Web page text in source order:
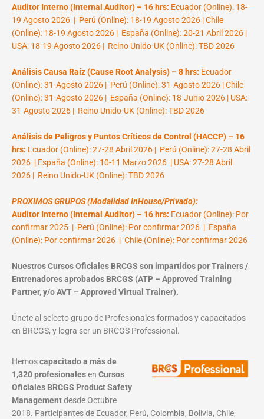
Auditor Interno (Internal Auditor) – 16 hrs: Ecuador (Online): 18-
19 Agosto 2026 | Perú (Online): 18-19 Agosto 2026 | Chile
(Online): 18-19 Agosto 2026 | España (Online): 20-21 Abril 2026 |
USA: 18-19 Agosto 2026 | Reino Unido-UK (Online): TBD 2026
Análisis Causa Raíz (Cause Root Analysis) – 8 hrs: Ecuador
(Online): 31-Agosto 2026 | Perú (Online): 31-Agosto 2026 | Chile
(Online): 31-Agosto 2026 | España (Online): 18-Junio 2026 | USA:
31-Agosto 2026 | Reino Unido-UK (Online): TBD 2026
Análisis de Peligros y Puntos Críticos de Control (HACCP) – 16
hrs: Ecuador (Online): 27-28 Abril 2026 | Perú (Online): 27-28 Abril
2026 | España (Online): 10-11 Marzo 2026 | USA: 27-28 Abril
2026 | Reino Unido-UK (Online): TBD 2026
PROXIMOS GRUPOS (Modalidad InHouse/Privado):
Auditor Interno (Internal Auditor) – 16 hrs: Ecuador (Online): Por
confirmar 2025 | Perú (Online): Por confirmar 2026 | España
(Online): Por confirmar 2026 | Chile (Online): Por confirmar 2026
Nuestros Cursos Oficiales BRCGS son impartidos por Trainers /
Entrenadores aprobados BRCGS (ATP – Approved Training
Partner, y/o AVT – Approved Virtual Trainer).
Únete al selecto grupo de Profesionales formados y capacitados
en BRCGS, y logra ser un BRCGS Professional.
Hemoscapacitado a más de
1,320 profesionalesen Cursos
Oficiales BRCGS Product Safety
Managementdesde Octubre
2018. Participantes de Ecuador, Perú, Colombia, Bolivia, Chile,